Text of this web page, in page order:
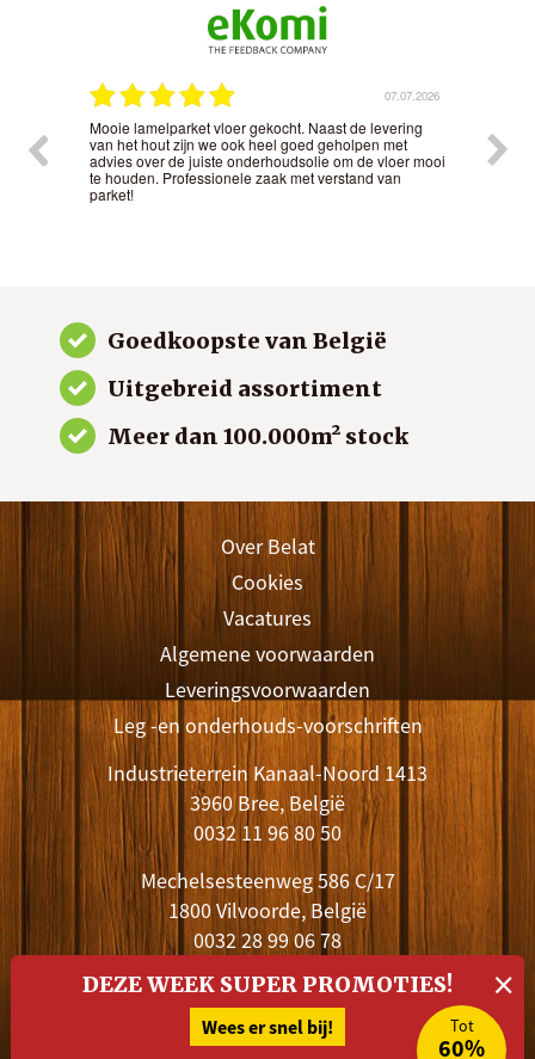
07.07.2026
In de showroom perfect geadviseerd over de
legmogelijkheden van ons nieuwe parket. Gekozen
voor een traditionele visgraatvloer mét een mooie
sluitbies langs de randen. Het is puur maatwerk
geworden, heel erg tevreden.
Goedkoopste van België
Uitgebreid assortiment
Meer dan 100.000m² stock
Over Belat
Cookies
Vacatures
Algemene voorwaarden
Leveringsvoorwaarden
Leg -en onderhouds-voorschriften
Industrieterrein Kanaal-Noord 1413
3960 Bree, België
0032 11 96 80 50
Mechelsesteenweg 586 C/17
1800 Vilvoorde, België
0032 28 99 06 78
Stuur een e-mail
Volg Belat en blijf op de hoogte
DEZE WEEK SUPER PROMOTIES! ×
Wees er snel bij! Tot
60%